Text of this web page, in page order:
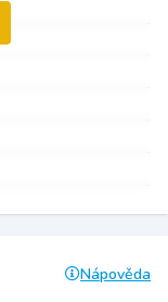
Nápověda